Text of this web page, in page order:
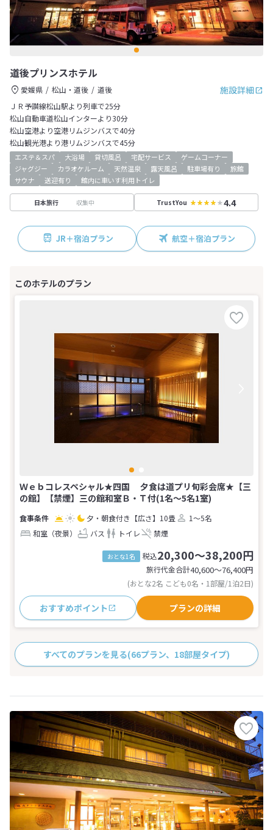
道後プリンスホテル
施設詳細
愛媛県 松山・道後
道後
ＪＲ予讃線松山駅より列車で25分
松山自動車道松山インターより30分
松山空港より空港リムジンバスで40分
松山観光港より港リムジンバスで45分
エステ＆スパ 大浴場 貸切風呂 宅配サービス
ゲームコーナー
ジャグジー
カラオケルーム 天然温泉 露天風呂 駐車場有り
旅館
サウナ
送迎有り 館内に車いす利用トイレ
日本旅行 収集中 TrustYou 4.4
JR＋宿泊プラン 航空＋宿泊プラン
Ｗｅｂコレスペシャル★四国 夕食は道プリ旬彩会席★【三
の館】【禁煙】三の館和室Ｂ・Ｔ付(1名～5名1室)
夕・朝食付き 【広さ】10畳
1～5名
和室（夜景）
バス トイレ 禁煙
おとな1名 税込20,300～38,200円
旅行代金合計40,600〜76,400円
(おとな2名 こども0名・1部屋/1泊2日)
おすすめポイント プランの詳細
すべてのプランを見る(66プラン、18部屋タイプ)